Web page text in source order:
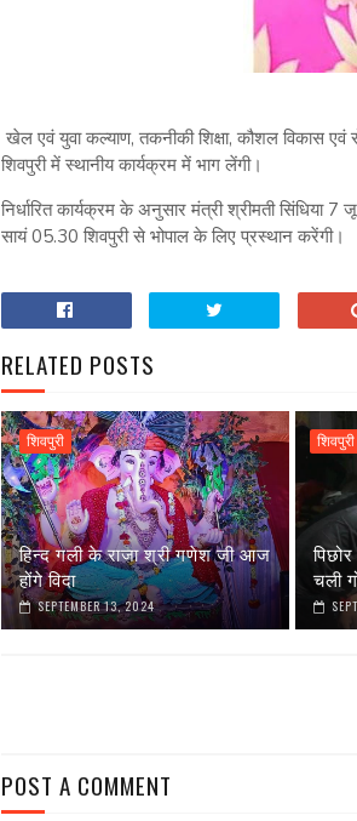
खेल एवं युवा कल्याण, तकनीकी शिक्षा, कौशल विकास एवं
शिवपुरी में स्थानीय कार्यक्रम में भाग लेंगी।
निर्धारित कार्यक्रम के अनुसार मंत्री श्रीमती सिंधिया
सायं 05.30 शिवपुरी से भोपाल के लिए प्रस्थान करेंगी।
RELATED POSTS
शिवपुरी
हिन्द गली के राजा श्री गणेश जी आज
होंगे विदा
SEPTEMBER 13, 2024
शिवपुरी
चली
POST A COMMENT